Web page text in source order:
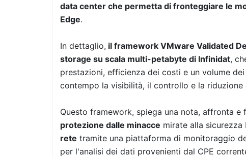
data center che permetta di fronteggiare le
Edge.
In dettaglio, il framework VMware Validated
storage su scala multi-petabyte di Infinidat,
prestazioni, efficienza dei costi e un volume
contempo la visibilità, il controllo e la riduzione
Questo framework, spiega una nota, affronta e
protezione dalle minacce mirate alla sicurezza
rete tramite una piattaforma di monitoraggio
per l'analisi dei dati provenienti dal CPE